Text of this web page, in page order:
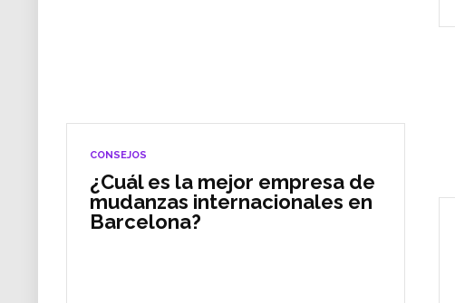
CONSEJOS
¿Cuál es la mejor empresa de
mudanzas internacionales en
Barcelona?